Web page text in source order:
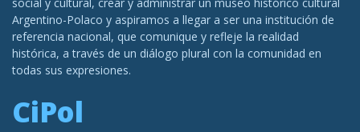
Argentino-Polaco y aspiramos a llegar a ser una institución de
referencia nacional, que comunique y refleje la realidad
histórica, a través de un diálogo plural con la comunidad en
todas sus expresiones.
CiPol